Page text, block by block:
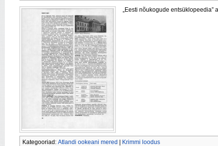
„Eesti nõukogude entsüklopeedia”
Kategooriad: Atlandi ookeani mered Krimmi loodus